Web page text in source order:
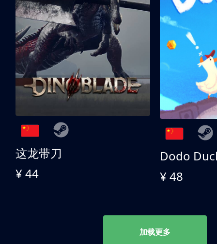
这龙带刀
¥ 44
Dodo
¥ 48
加载更多